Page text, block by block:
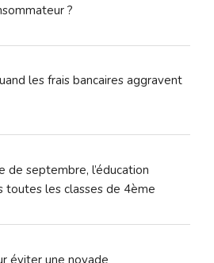
?
les frais bancaires aggravent
de septembre, l’éducation
toutes les classes de 4ème
éviter une noyade